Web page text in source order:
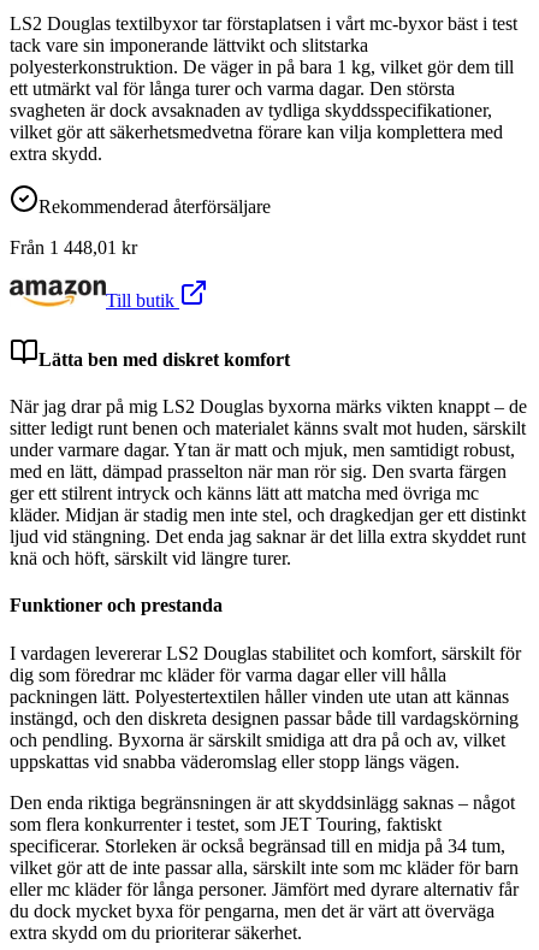
LS2 Douglas textilbyxor tar förstaplatsen i vårt mc-byxor bäst i test
tack vare sin imponerande lättvikt och slitstarka
polyesterkonstruktion. De väger in på bara 1 kg, vilket gör dem till
ett utmärkt val för långa turer och varma dagar. Den största
svagheten är dock avsaknaden av tydliga skyddsspecifikationer,
vilket gör att säkerhetsmedvetna förare kan vilja komplettera med
extra skydd.
Rekommenderad återförsäljare
Från 1 448,01 kr
Till butik
Lätta ben med diskret komfort
När jag drar på mig LS2 Douglas byxorna märks vikten knappt – de
sitter ledigt runt benen och materialet känns svalt mot huden, särskilt
under varmare dagar. Ytan är matt och mjuk, men samtidigt robust,
med en lätt, dämpad prasselton när man rör sig. Den svarta färgen
ger ett stilrent intryck och känns lätt att matcha med övriga mc
kläder. Midjan är stadig men inte stel, och dragkedjan ger ett distinkt
ljud vid stängning. Det enda jag saknar är det lilla extra skyddet runt
knä och höft, särskilt vid längre turer.
Funktioner och prestanda
I vardagen levererar LS2 Douglas stabilitet och komfort, särskilt för
dig som föredrar mc kläder för varma dagar eller vill hålla
packningen lätt. Polyestertextilen håller vinden ute utan att kännas
instängd, och den diskreta designen passar både till vardagskörning
och pendling. Byxorna är särskilt smidiga att dra på och av, vilket
uppskattas vid snabba väderomslag eller stopp längs vägen.
Den enda riktiga begränsningen är att skyddsinlägg saknas – något
som flera konkurrenter i testet, som JET Touring, faktiskt
specificerar. Storleken är också begränsad till en midja på 34 tum,
vilket gör att de inte passar alla, särskilt inte som mc kläder för barn
eller mc kläder för långa personer. Jämfört med dyrare alternativ får
du dock mycket byxa för pengarna, men det är värt att överväga
extra skydd om du prioriterar säkerhet.